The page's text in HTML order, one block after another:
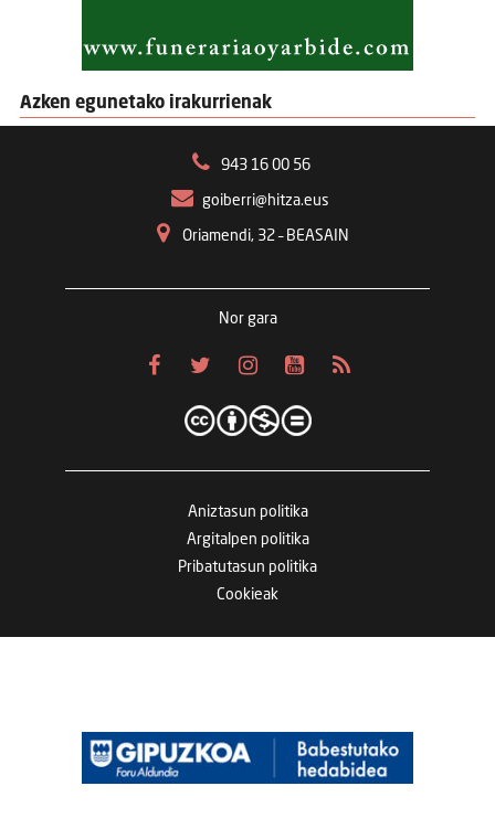
Azken egunetako irakurrienak
943 16 00 56
goiberri@hitza.eus
Oriamendi, 32 – BEASAIN
Nor gara
Aniztasun politika
Argitalpen politika
Pribatutasun politika
Cookieak